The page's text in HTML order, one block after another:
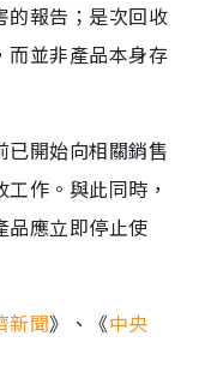
的報告；是次回收
而並非產品本身存
已開始向相關銷售
作。與此同時，
品應立即停止使
新聞》、《中央